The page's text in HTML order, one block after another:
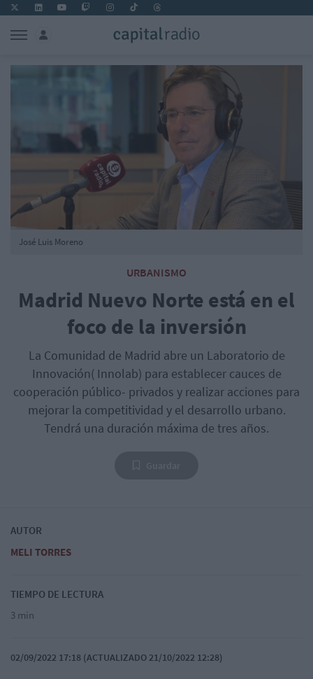
URBANISMO
Madrid Nuevo Norte está en el
foco de la inversión
La Comunidad de Madrid abre un Laboratorio de
Innovación( Innolab) para establecer cauces de
cooperación público- privados y realizar acciones para
mejorar la competitividad y el desarrollo urbano.
Tendrá una duración máxima de tres años.
José Luis Moreno
AUTOR
MELI TORRES
TIEMPO DE LECTURA
3 min
02/09/2022 17:18 (ACTUALIZADO 21/10/2022 12:28)